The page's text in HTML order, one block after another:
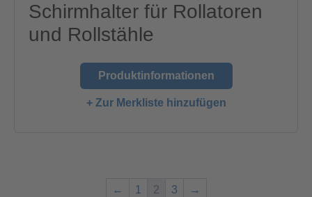
Schirmhalter für Rollatoren
und Rollstähle
Produktinformationen
+ Zur Merkliste hinzufügen
← 1 2 3 →